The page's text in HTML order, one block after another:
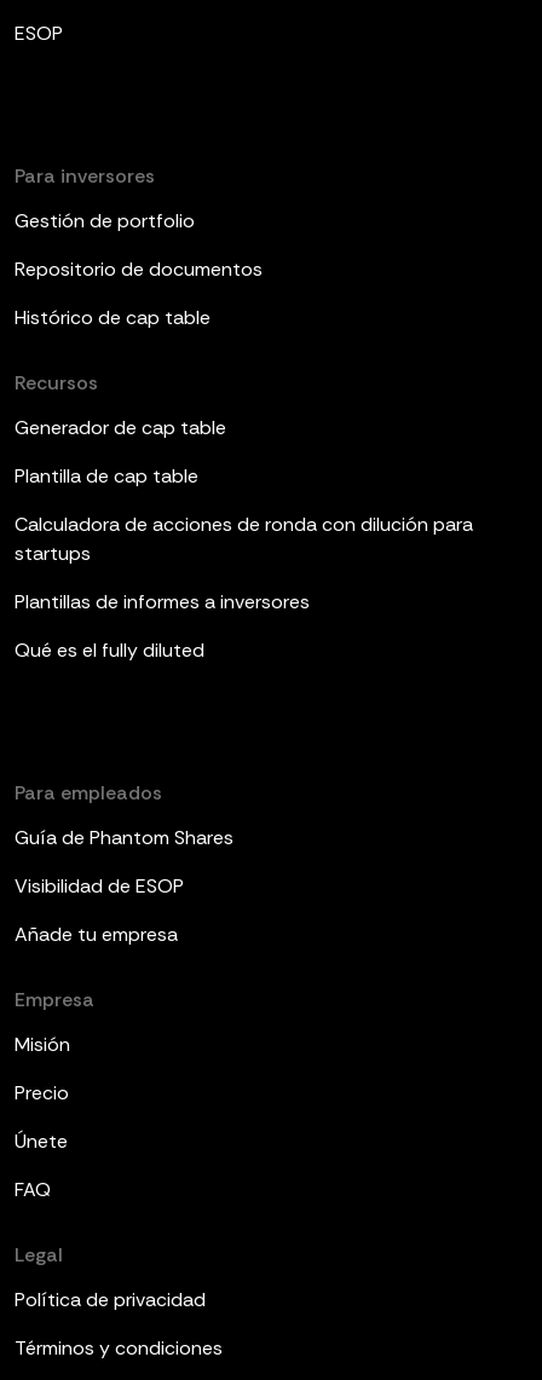
ESOP
Para inversores
Gestión de portfolio
Repositorio de documentos
Histórico de cap table
Recursos
Generador de cap table
Plantilla de cap table
Calculadora de acciones de ronda con dilución para
startups
Plantillas de informes a inversores
Qué es el fully diluted
Para empleados
Guía de Phantom Shares
Visibilidad de ESOP
Añade tu empresa
Empresa
Misión
Precio
Únete
FAQ
Legal
Política de privacidad
Términos y condiciones